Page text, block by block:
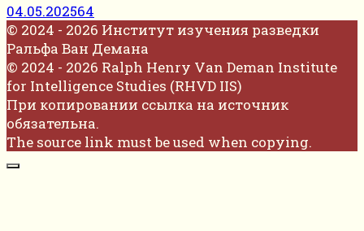
04.05.202564
© 2024 - 2026 Институт изучения разведки
Ральфа Ван Демана
© 2024 - 2026 Ralph Henry Van Deman Institute
for Intelligence Studies (RHVD IIS)
При копировании ссылка на источник
обязательна.
The source link must be used when copying.